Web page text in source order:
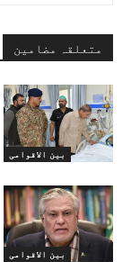
متعلقہ مضامین
بین الاقوامی
بین الاقوامی